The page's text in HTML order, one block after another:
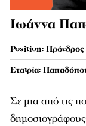
Ιωάννα
Position:
Εταιρία:
Σε µια από τις
δηµοσιογράφους